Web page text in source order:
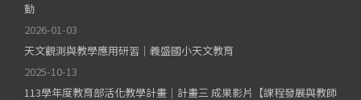
動
2026-01-03
天文觀測與教學應用研習｜義盛國小天文教育
2025-10-13
113學年度教育部活化教學計畫｜計畫三 成果影片【課程發展與教師